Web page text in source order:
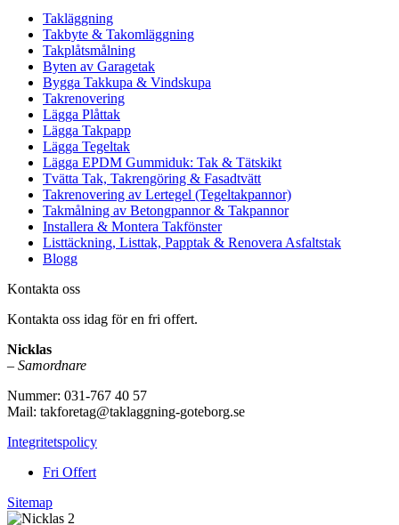
Takläggning
Takbyte & Takomläggning
Takplåtsmålning
Byten av Garagetak
Bygga Takkupa & Vindskupa
Takrenovering
Lägga Plåttak
Lägga Takpapp
Lägga Tegeltak
Lägga EPDM Gummiduk: Tak & Tätskikt
Tvätta Tak, Takrengöring & Fasadtvätt
Takrenovering av Lertegel (Tegeltakpannor)
Takmålning av Betongpannor & Takpannor
Installera & Montera Takfönster
Listtäckning, Listtak, Papptak & Renovera Asfaltstak
Blogg
Kontakta oss
Kontakta oss idag för en fri offert.
Nicklas
– Samordnare
Nummer: 031-767 40 57
Mail: takforetag@taklaggning-goteborg.se
Integritetspolicy
Fri Offert
Sitemap